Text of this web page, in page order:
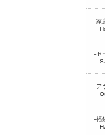
└家
└セ
└ア
└福